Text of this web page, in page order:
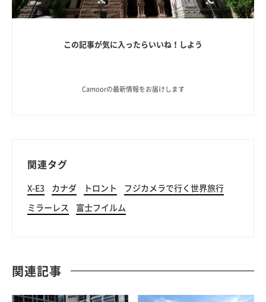
この記事が気に入ったらいいね！しよう
Camoorの最新情報をお届けします
関連タグ
X-E3 カナダ トロント フジカメラで行く世界旅行
ミラーレス 富士フイルム
関連記事